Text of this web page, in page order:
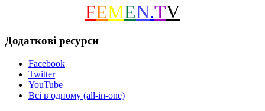
FEMEN.TV
Додаткові ресурси
Facebook
Twitter
YouTube
Всі в одному (all-in-one)